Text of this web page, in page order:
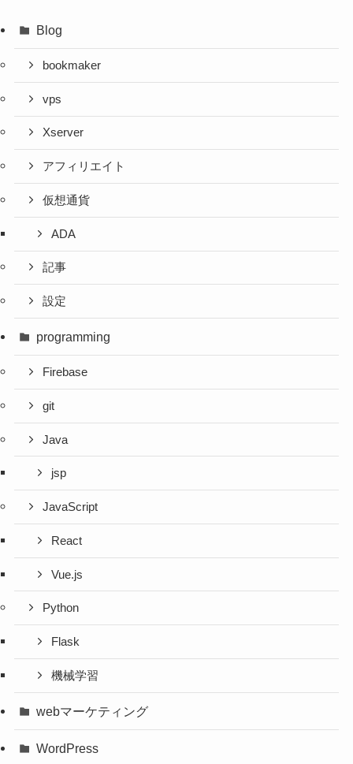
Blog
bookmaker
vps
Xserver
アフィリエイト
仮想通貨
ADA
記事
設定
programming
Firebase
git
Java
jsp
JavaScript
React
Vue.js
Python
Flask
機械学習
webマーケティング
WordPress